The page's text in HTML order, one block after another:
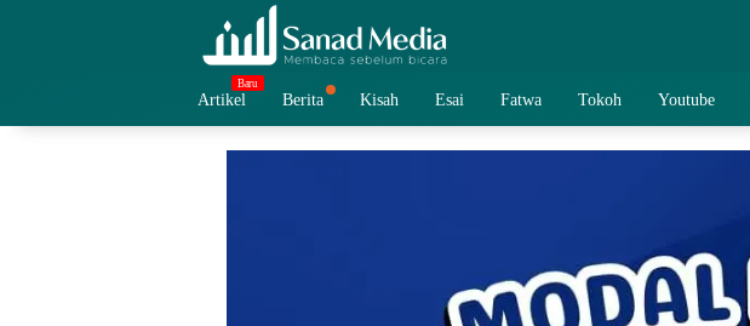
Artikel Berita Kisah Esai Fatwa Tokoh Youtube